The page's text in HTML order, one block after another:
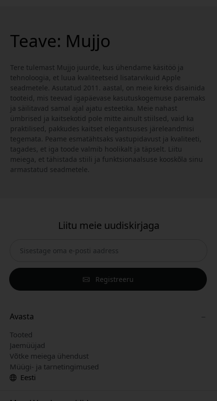
Teave: Mujjo
Tere tulemast Mujjo juurde, kus ühendame käsitöö ja
tehnoloogia, et luua kvaliteetseid lisatarvikuid Apple
seadmetele. Asutatud 2011. aastal, on meie kireks disainida
tooteid, mis teevad igapäevase kasutuskogemuse paremaks
ja säilitavad samal ajal ajatu esteetika. Meie nahast
ümbrised ja kaitsekotid pole mitte ainult stiilsed, vaid ka
praktilised, pakkudes kaitset elegantsuses järeleandmisi
tegemata. Peame esmatähtsaks vastupidavust ja kvaliteeti,
tagades, et iga toode valmib hoolikalt ja täpselt. Liitu
meiega, et tähistada stiili ja funktsionaalsuse kooskõla sinu
armastatud seadmetele.
Liitu meie uudiskirjaga
Registreeru
Avasta
Tooted
Jaemüüjad
Võtke meiega ühendust
Müügi- ja tarnetingimused
Eesti